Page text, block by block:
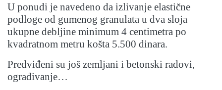
U ponudi je navedeno da izlivanje elastične
podloge od gumenog granulata u dva sloja
ukupne debljine minimum 4 centimetra po
kvadratnom metru košta 5.500 dinara.
Predviđeni su još zemljani i betonski radovi,
ograđivanje…